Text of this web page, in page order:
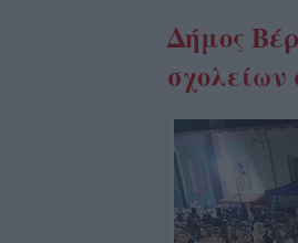
Δήμος
σχολείων